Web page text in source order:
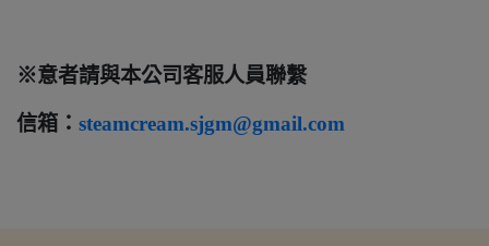
※意者請與本公司客服人員聯繫
信箱： steamcream.sjgm@gmail.com